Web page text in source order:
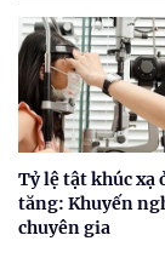
Tỷ lệ tật khúc xạ
tăng: Khuyến
chuyên gia